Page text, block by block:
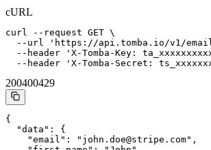
cURL
curl --request GET \
--url 'https://api.tomba.io/v1/
--header 'X-Tomba-Key:
--header 'X-Tomba-Secret:
200400429
{
  "data": {
    "email": "john.doe@stripe.com",